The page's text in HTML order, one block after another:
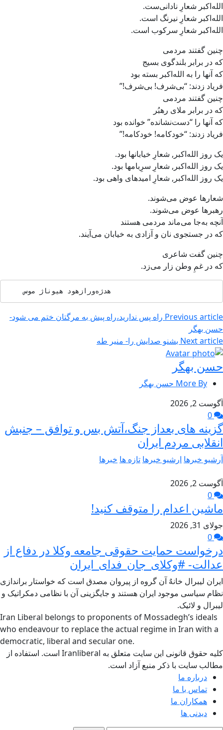
الله‌اکبر شعارِ نادانی‌ست.
الله‌اکبر شعارِ نیرنگ است.
الله‌اکبر شعارِ سرکوب است.
چنین گفتند مردمی
که در برابر بلندگوی بسیج
که آنها را به الله‌اکبر بسته بود
فریاد زدند: “بی‌شرف! بی‌شرف!”
چنین گفتند مردمی
که در برابر ملای رهبُر
که آنها را “دست‌نشانده” خوانده بود
فریاد زدند: “خودکامه! خودکامه!”
یک روز الله‌اکبر, شعارِ خیابانها بود.
یک روز الله‌اکبر, شعارِ سرِبامها بود.
یک روز الله‌اکبر, شعارِ امیدهای واهی بود.
شعارها عوض می‌شوند.
رهبرها عوض می‌شوند.
آنچه به‌جا می‌ماند مردمی هستند
که در جستجوی نان و آزادی به خیابان می‌آیند.
چنین گفت شاعری
که در غمِ وطن زار می‌زد.
    سوم ژانویه دوهزار‌و‌هژده
Previous article راه پس ندارید،راه پیش به مرگتان ختم می شود-
حسن بهگر
Next article بشنو صدایش را- منیر طه
حسن بهگر
More By حسن بهگر
آگوست 2, 2026
گزینه های بعداز جنگ،آتش بس و توافق – جنبش
انقلابی مردم ایران
آرشیو خبرها ارشیو خبرها تازه ها خبرها
آگوست 2, 2026
ماشین اعدام را متوقف کنید!
جولای 31, 2026
درخواست حمایت حقوقی جامعه وکلا در دفاع از
عدالت- #وکلای_جان_فدای_ایران
ایران لیبرال خانهٌ آن گروه از پیروان مصدق است که خواستار براندازی
نظام سیاسی موجود ایران هستند و جایگزینی آن با نظامی دمکراتیک و
لیبرال و لائیک.
Iran Liberal belongs to proponents of Mossadegh’s ideals
who endeavour to replace the actual regime in Iran with a
democratic, liberal and secular one.
کلیه حقوق قانونی این سایت متعلق به Iranliberal است. استفاده از
مطالب سایت با ذکر منبع آزاد است.
درباره ما
تماس با ما
همکاران ما
دیدنی ها